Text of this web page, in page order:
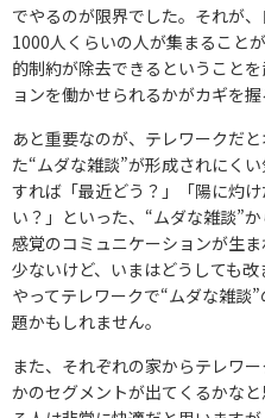
でやるのが限界でした。それが
1000人くらいの人が集まること
的制約が除去できるということ
ョンを働かせられるかがカギを握
あと重要なのが、テレワークだ
た“ムダな雑談”が形成されにく
すれば「最近どう？」「陽に灼
い？」といった、“ムダな雑談”
感覚のコミュニケーションが生
少ないけど、いまはどうしても
やってテレワークで“ムダな雑談
題かもしれません。
また、それぞれの家からテレワ
かのセグメントが出てくるかな